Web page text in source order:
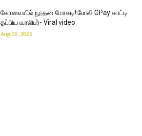
கோவையில் நூதன மோசடி! போலி GPay காட்டி
தப்பிய வாலிபர்- Viral video
Aug 08, 2026